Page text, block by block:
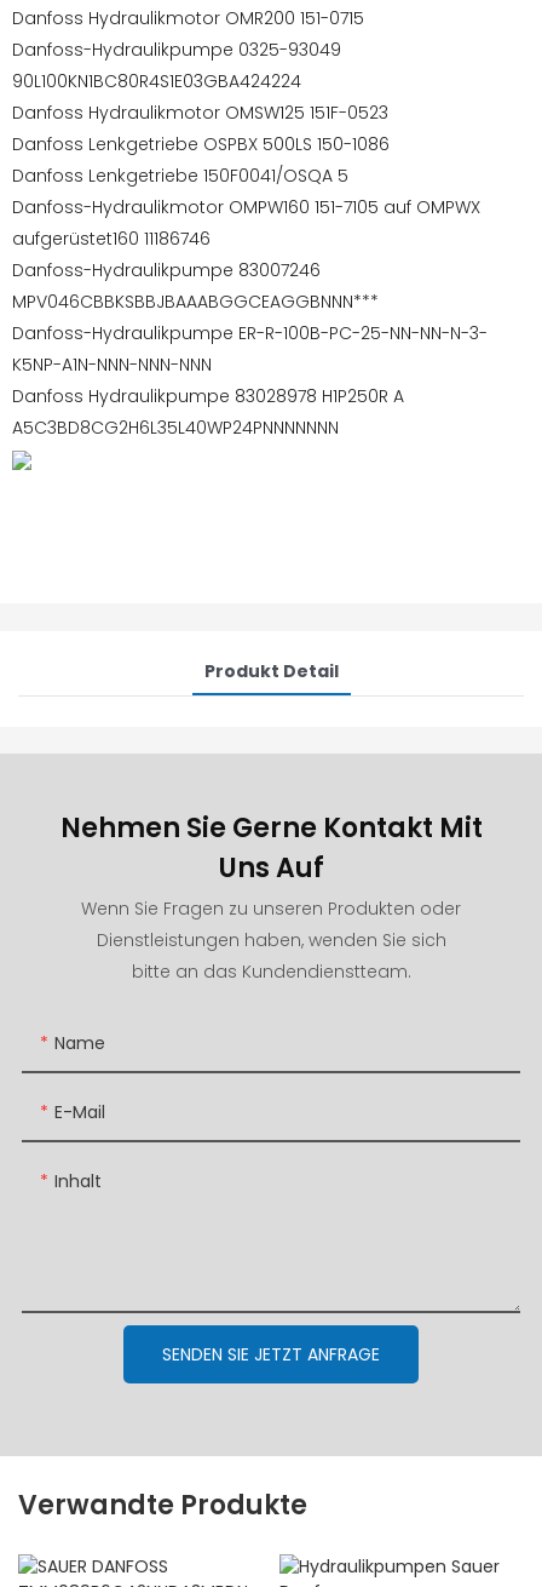
Danfoss Hydraulikmotor OMR200 151-0715
Danfoss-Hydraulikpumpe 0325-93049
90L100KN1BC80R4S1E03GBA424224
Danfoss Hydraulikmotor OMSW125 151F-0523
Danfoss Lenkgetriebe OSPBX 500LS 150-1086
Danfoss Lenkgetriebe 150F0041/OSQA 5
Danfoss-Hydraulikmotor OMPW160 151-7105 auf OMPWX
aufgerüstet160 11186746
Danfoss-Hydraulikpumpe 83007246
MPV046CBBKSBBJBAAABGGCEAGGBNNN***
Danfoss-Hydraulikpumpe ER-R-100B-PC-25-NN-NN-N-3-
K5NP-A1N-NNN-NNN-NNN
Danfoss Hydraulikpumpe 83028978 H1P250R A
A5C3BD8CG2H6L35L40WP24PNNNNNNN
Produkt Detail
Nehmen Sie Gerne Kontakt Mit
Uns Auf
Wenn Sie Fragen zu unseren Produkten oder
Dienstleistungen haben, wenden Sie sich
bitte an das Kundendienstteam.
Name
E-Mail
Inhalt
SENDEN SIE JETZT ANFRAGE
Verwandte Produkte